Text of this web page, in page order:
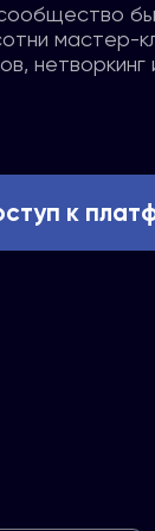
мастер-
к